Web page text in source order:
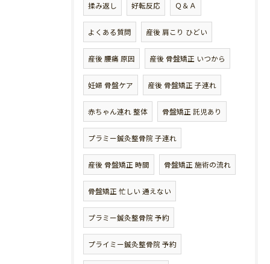
揉み返し 好転反応 Ｑ＆Ａ
よくある質問 産後 肩こり ひどい
産後 腰痛 原因 産後 骨盤矯正 いつから
妊婦 骨盤ケア 産後 骨盤矯正 子連れ
赤ちゃん連れ 整体 骨盤矯正 託児あり
プラミー鍼灸整骨院 子連れ
産後 骨盤矯正 時間 骨盤矯正 施術の流れ
骨盤矯正 忙しい 通えない
プラミー鍼灸整骨院 予約
プライミー鍼灸整骨院 予約